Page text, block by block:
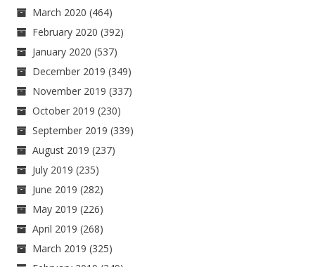
March 2020 (464)
February 2020 (392)
January 2020 (537)
December 2019 (349)
November 2019 (337)
October 2019 (230)
September 2019 (339)
August 2019 (237)
July 2019 (235)
June 2019 (282)
May 2019 (226)
April 2019 (268)
March 2019 (325)